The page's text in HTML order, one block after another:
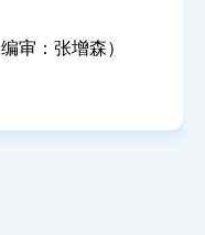
编审：张增森）